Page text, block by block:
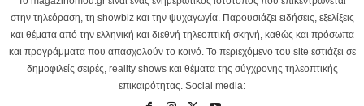
στην τηλεόραση, τη showbiz και την ψυχαγωγία. Παρουσιάζει ειδήσεις, εξελίξεις
και θέματα από την ελληνική και διεθνή τηλεοπτική σκηνή, καθώς και πρόσωπα
και προγράμματα που απασχολούν το κοινό. Το περιεχόμενο του site εστιάζει σε
δημοφιλείς σειρές, reality shows και θέματα της σύγχρονης τηλεοπτικής
επικαιρότητας. Social media: